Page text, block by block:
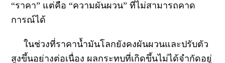
“ราคา” แต่คือ “ความผันผวน” ที่ไม่สามารถคาด
การณ์ได้
ในช่วงที่ราคาน้ำมันโลกยังคงผันผวนและปรับตัว
สูงขึ้นอย่างต่อเนื่อง ผลกระทบที่เกิดขึ้นไม่ได้จำกัดอยู่